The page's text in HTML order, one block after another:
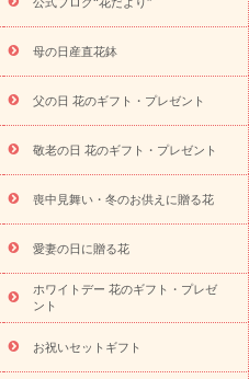
院祝い・快気祝い
祝いフラワー
・お悔やみの花
四十九日法要以
お供え お花とセットギフト
ペットのお供えフラワー
お盆（新
お見舞い
お取り寄せギフト
物 ミディ胡蝶蘭
プリザーブ
アレンジメント 花束
スタ
み 胡蝶蘭 胡蝶蘭・花鉢
・お供え
世界初の青色胡蝶蘭
植物
プリザーブドフラワー
セットギフト
セミオーダー
）
花とみどりのeギフト
ピンク イエローオレンジ
レッ
母の日産直花鉢
父の日 花のギフト・プレゼント
敬老の日 花のギフト・プレゼント
喪中見舞い・冬のお供えに贈る花
愛妻の日に贈る花
ホワイトデー 花のギフト・プレゼ
ント
お祝いセットギフト